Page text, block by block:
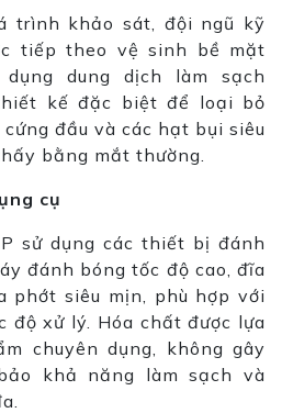
trình khảo sát, đội ngũ kỹ
tiếp theo vệ sinh bề mặt
dung dịch làm sạch
kế đặc biệt để loại bỏ
đầu và các hạt bụi siêu
bằng mắt thường.
cụ
sử dụng các thiết bị đánh
đánh bóng tốc độ cao, đĩa
phớt siêu mịn, phù hợp với
độ xử lý. Hóa chất được lựa
chuyên dụng, không gây
khả năng làm sạch và